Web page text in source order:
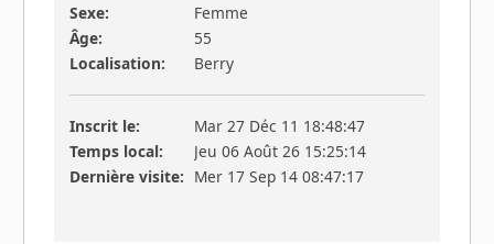
Sexe:
Femme
Âge:
55
Localisation:
Berry
Inscrit le:
Mar 27 Déc 11 18:48:47
Temps local:
Jeu 06 Août 26 15:25:14
Dernière visite: Mer 17 Sep 14 08:47:17